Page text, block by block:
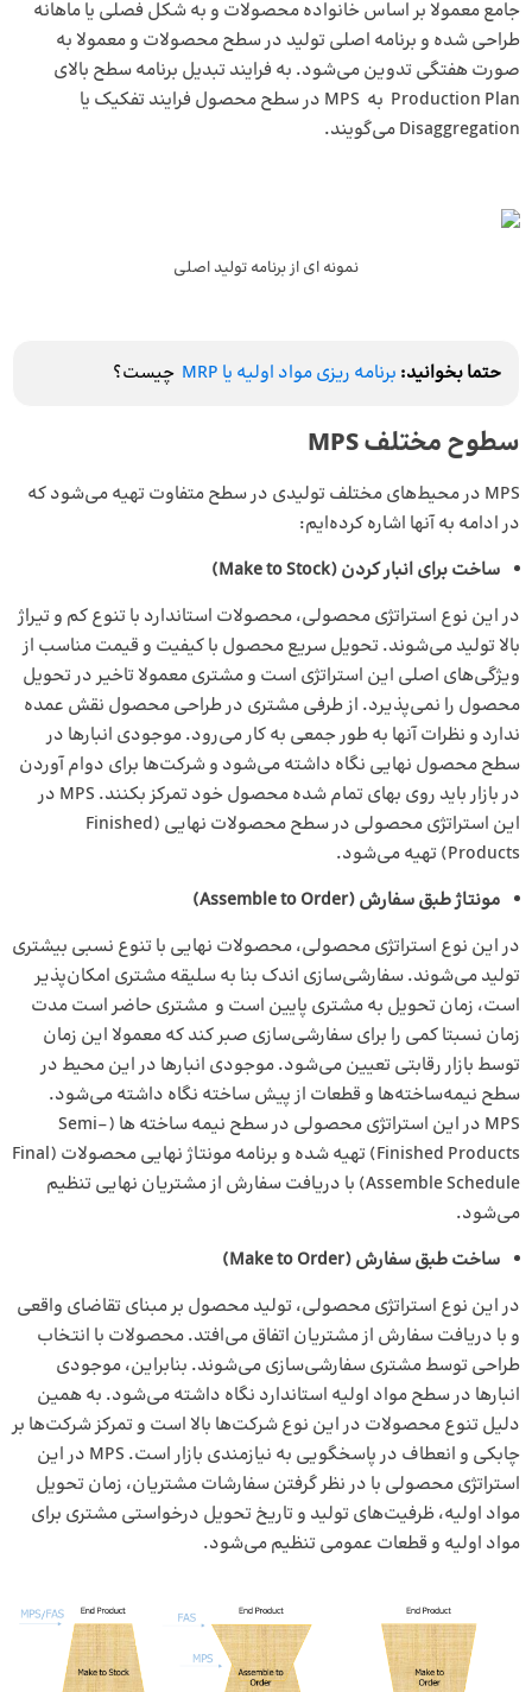
جامع معمولا بر اساس خانواده محصولات و به شکل فصلی یا ماهانه
طراحی شده و برنامه اصلی تولید در سطح محصولات و معمولا به
صورت هفتگی تدوین می‌شود. به فرایند تبدیل برنامه سطح بالای
Production Plan به MPS در سطح محصول فرایند تفکیک یا
Disaggregation می‌گویند.
نمونه ای از برنامه تولید اصلی
حتما بخوانید: برنامه ریزی مواد اولیه یا MRP چیست؟
سطوح مختلف MPS
MPS در محیط‌های مختلف تولیدی در سطح متفاوت تهیه می‌شود که
در ادامه به آنها اشاره کرده‌ایم:
ساخت برای انبار کردن (Make to Stock
)
در این نوع استراتژی محصولی، محصولات استاندارد با تنوع کم و تیراژ
بالا تولید می‌شوند. تحویل سریع محصول با کیفیت و قیمت مناسب از
ویژگی‌های اصلی این استراتژی است و مشتری معمولا تاخیر در تحویل
محصول را نمی‌پذیرد. از طرفی مشتری در طراحی محصول نقش عمده
ندارد و نظرات آنها به طور جمعی به کار می‌رود. موجودی انبارها در
سطح محصول نهایی نگاه داشته می‌شود و شرکت‌ها برای دوام آوردن
در بازار باید روی بهای تمام شده محصول خود تمرکز بکنند. MPS در
این استراتژی محصولی در سطح محصولات نهایی (Finished
Products) تهیه می‌شود.
مونتاژ طبق سفارش (Assemble to Order
)
در این نوع استراتژی محصولی، محصولات نهایی با تنوع نسبی بیشتری
تولید می‌شوند. سفارشی‌سازی اندک بنا به سلیقه مشتری امکان‌پذیر
است، زمان تحویل به مشتری پایین است و مشتری حاضر است مدت
زمان نسبتا کمی را برای سفارشی‌سازی صبر کند که معمولا این زمان
توسط بازار رقابتی تعیین می‌شود. موجودی انبارها در این محیط در
سطح نیمه‌ساخته‌ها و قطعات از پیش ساخته نگاه داشته می‌شود.
MPS در این استراتژی محصولی در سطح نیمه ساخته ها (Semi-
Finished Products) تهیه شده و برنامه مونتاژ نهایی محصولات (Final
Assemble Schedule) با دریافت سفارش از مشتریان نهایی تنظیم
می‌شود.
ساخت طبق سفارش (Make to Order
)
در این نوع استراتژی محصولی، تولید محصول بر مبنای تقاضای واقعی
و با دریافت سفارش از مشتریان اتفاق می‌افتد. محصولات با انتخاب
طراحی توسط مشتری سفارشی‌سازی می‌شوند. بنابراین، موجودی
انبارها در سطح مواد اولیه استاندارد نگاه داشته می‌شود. به همین
دلیل تنوع محصولات در این نوع شرکت‌ها بالا است و تمرکز شرکت‌ها بر
چابکی و انعطاف در پاسخگویی به نیازمندی بازار است. MPS در این
استراتژی محصولی با در نظر گرفتن سفارشات مشتریان، زمان تحویل
مواد اولیه، ظرفیت‌های تولید و تاریخ تحویل درخواستی مشتری برای
مواد اولیه و قطعات عمومی تنظیم می‌شود.